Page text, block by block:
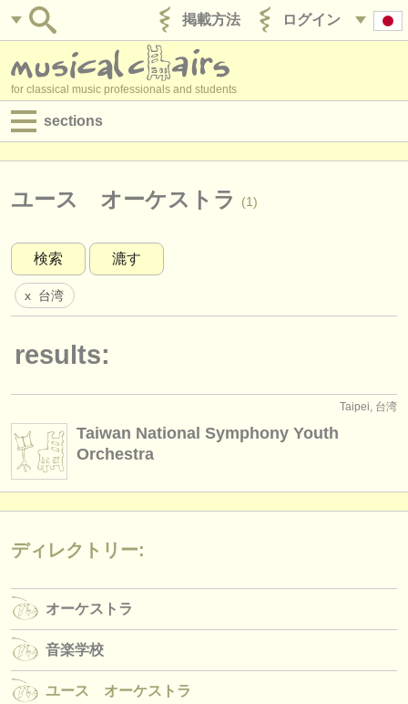
ログイン
掲載方法
for classical music professionals and students
sections
求人情報 (演奏関係の職)
求人情報 (管理者関連の職)
degree courses
講習会
楽器の販売
盗まれた楽器
ユース オーケストラ
musicalchairs:
musicalchairsについて
ユース オーケストラ (1)
検索 漉す
x 台湾
results:
Taipei, 台湾
Taiwan National Symphony Youth
Orchestra
ディレクトリー:
オーケストラ
音楽学校
ユース オーケストラ